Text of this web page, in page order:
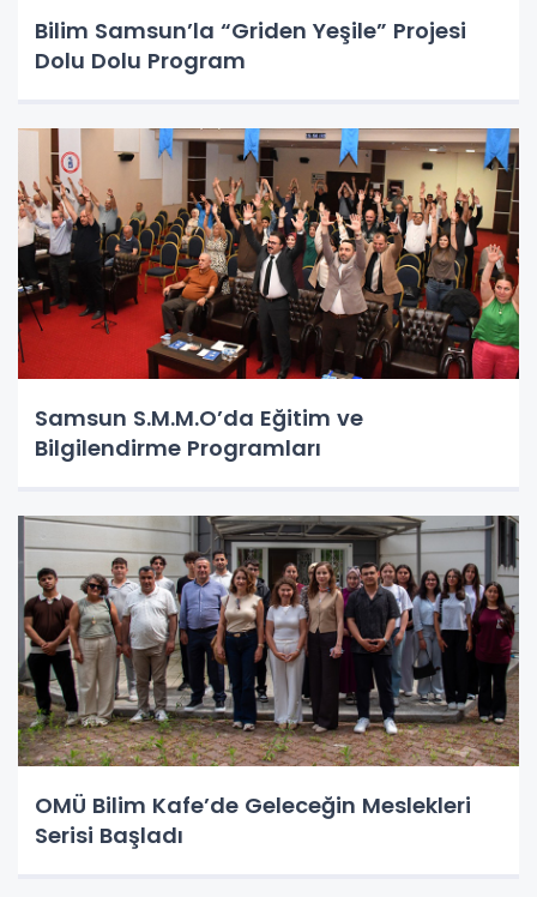
Bilim Samsun’la “Griden Yeşile” Projesi
Dolu Dolu Program
Samsun S.M.M.O’da Eğitim ve
Bilgilendirme Programları
OMÜ Bilim Kafe’de Geleceğin Meslekleri
Serisi Başladı